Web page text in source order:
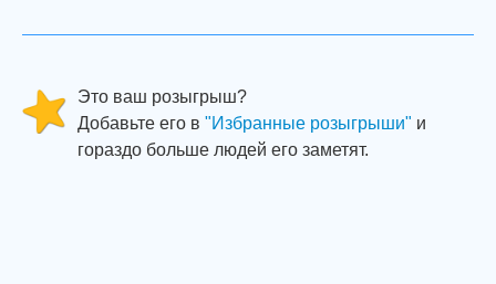
Это ваш розыгрыш?
Добавьте его в "Избранные розыгрыши" и
гораздо больше людей его заметят.